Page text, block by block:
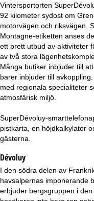
t
s
i
d
a
Vintersportorten
92 kilometer sydost om
motorvägen och riksvägen.
Montagne-etiketten anses
ett brett utbud av aktiviteter
av två stora
Många butiker inbjuder till
barer inbjuder till
med regionala specialiteter
atmosfärisk miljö.
SuperDévoluy-
pistkarta, en höjdkalkylator
gästerna.
Dévoluy
I den södra delen av
havsalpernas imponerande
erbjuder bergsgruppen i